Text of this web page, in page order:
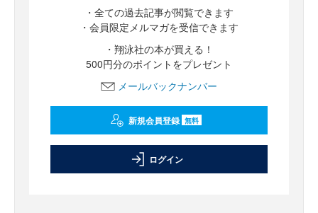
・全ての過去記事が閲覧できます
・会員限定メルマガを受信できます
・翔泳社の本が買える！
500円分のポイントをプレゼント
メールバックナンバー
新規会員登録 無料
ログイン